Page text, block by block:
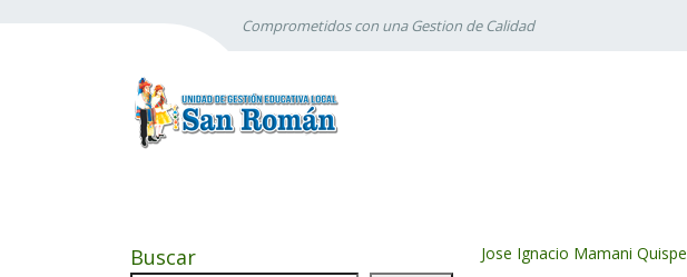
Comprometidos con una Gestion de Calidad
Jose Ignacio Mamani Quispe
Buscar